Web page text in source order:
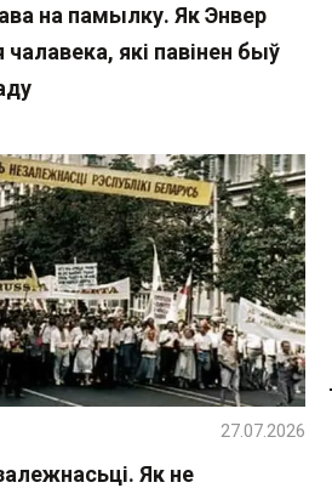
на памылку. Як Энвер
які павінен быў
Як не
27.07.2026